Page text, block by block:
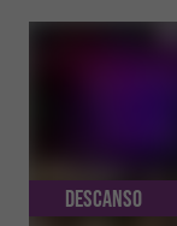
Descanso